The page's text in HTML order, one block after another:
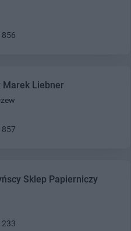
856
Marek Liebner
857
Sklep Papierniczy
233